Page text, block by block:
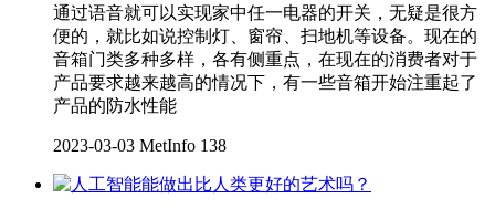
通过语音就可以实现家中任一电器的开关，无疑是很方
便的，就比如说控制灯、窗帘、扫地机等设备。现在的
音箱门类多种多样，各有侧重点，在现在的消费者对于
产品要求越来越高的情况下，有一些音箱开始注重起了
产品的防水性能
2023-03-03 MetInfo 138